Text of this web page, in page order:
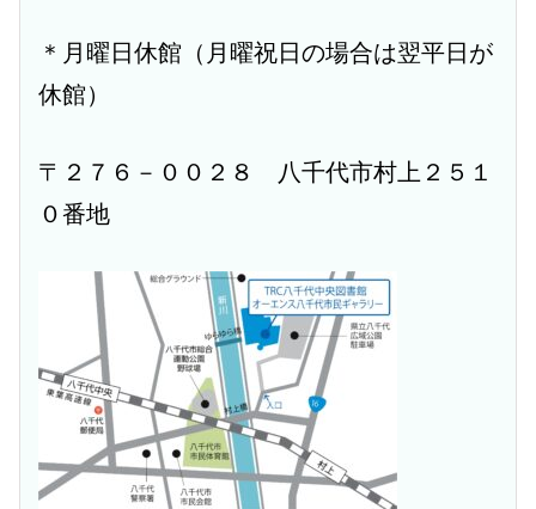
＊月曜日休館（月曜祝日の場合は翌平日が
休館）
〒２７６－００２８ 八千代市村上２５１
０番地